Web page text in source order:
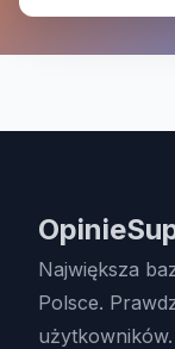
Największa
Polsce.
użytkowników.